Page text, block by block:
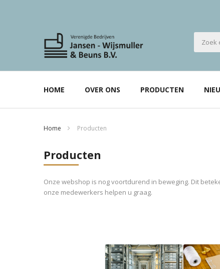
HOME OVER ONS PRODUCTEN
Home Producten
Producten
Onze webshop is nog voortdurend in beweging. Dit
onze medewerkers helpen u graag.